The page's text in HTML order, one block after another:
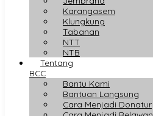
Karangasem
Klungkung
Tabanan
NTT
NTB
Tentang
BCC
Bantu Kami
Bantuan Langsung
Cara Menjadi Donatur